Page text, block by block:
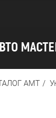
AMТ